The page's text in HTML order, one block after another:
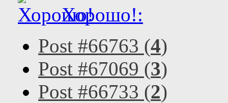
Хорошо!:
Post #66763 (4)
Post #67069 (3)
Post #66733 (2)